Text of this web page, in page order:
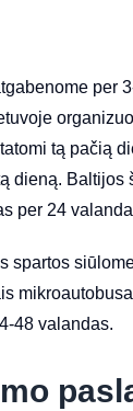
per
tą pačią
dieną. Baltijos
per 24
spartos
48 valandas.